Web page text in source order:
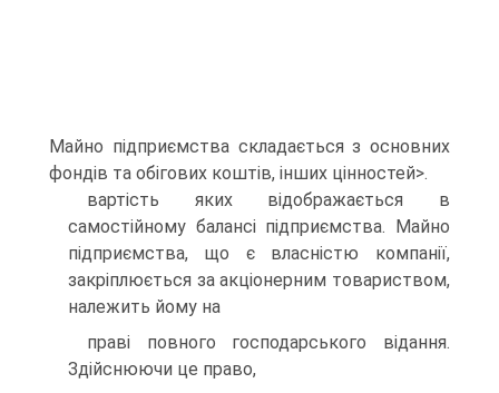
Майно пiдприємства складається з основних
фондiв та обiгових коштiв, iнших цiнностей>.
вартiсть яких вiдображається в
самостiйному балансi пiдприємства. Майно
пiдприємства, що є власнiстю компанiї,
закрiплюється за акцiонерним товариством,
належить йому на
правi повного господарського вiдання.
Здiйснюючи це право,